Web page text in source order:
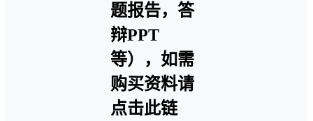
题报告，答
辩PPT
等），如需
购买资料请
点击此链